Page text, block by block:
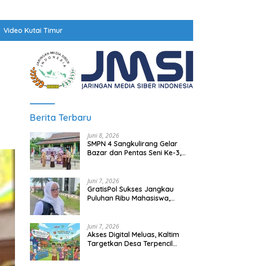
Video Kutai Timur
Berita Terbaru
Juni 8, 2026
SMPN 4 Sangkulirang Gelar
Bazar dan Pentas Seni Ke-3,
Juni 7, 2026
GratisPol Sukses Jangkau
Puluhan Ribu Mahasiswa,
Juni 7, 2026
Akses Digital Meluas, Kaltim
Targetkan Desa Terpencil